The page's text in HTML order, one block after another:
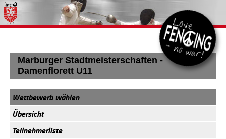
Marburger Stadtmeisterschaften -
Damenflorett U11
Wettbewerb wählen
Übersicht
Teilnehmerliste